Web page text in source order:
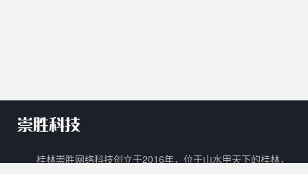
桂林崇胜网络科技创立于2016年，位于山水甲天下的桂林，